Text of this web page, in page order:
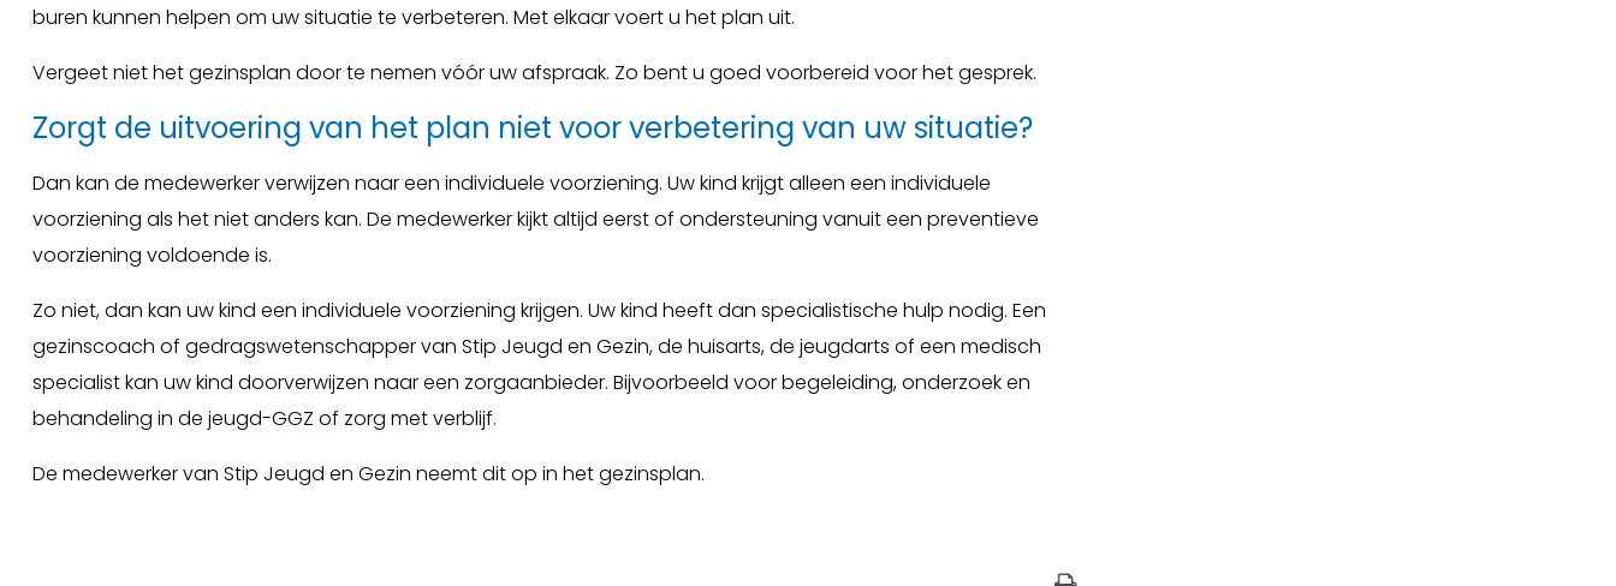
buren kunnen helpen om uw situatie te verbeteren. Met elkaar voert u het plan uit.
Vergeet niet het gezinsplan door te nemen vóór uw afspraak. Zo bent u goed voorbereid voor het gesprek.
Zorgt de uitvoering van het plan niet voor verbetering van uw situatie?
Dan kan de medewerker verwijzen naar een individuele voorziening. Uw kind krijgt alleen een individuele
voorziening als het niet anders kan. De medewerker kijkt altijd eerst of ondersteuning vanuit een preventieve
voorziening voldoende is.
Zo niet, dan kan uw kind een individuele voorziening krijgen. Uw kind heeft dan specialistische hulp nodig. Een
gezinscoach of gedragswetenschapper van Stip Jeugd en Gezin, de huisarts, de jeugdarts of een medisch
specialist kan uw kind doorverwijzen naar een zorgaanbieder. Bijvoorbeeld voor begeleiding, onderzoek en
behandeling in de jeugd-GGZ of zorg met verblijf.
De medewerker van Stip Jeugd en Gezin neemt dit op in het gezinsplan.